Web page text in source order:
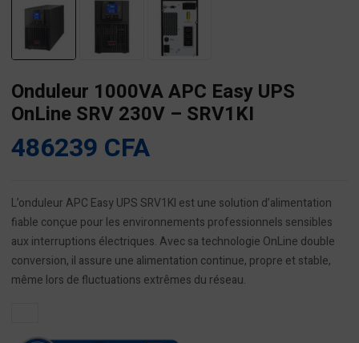
Onduleur 1000VA APC Easy UPS
OnLine SRV 230V – SRV1KI
486239 CFA
L’onduleur APC Easy UPS SRV1KI est une solution d’alimentation
fiable conçue pour les environnements professionnels sensibles
aux interruptions électriques. Avec sa technologie OnLine double
conversion, il assure une alimentation continue, propre et stable,
même lors de fluctuations extrêmes du réseau.